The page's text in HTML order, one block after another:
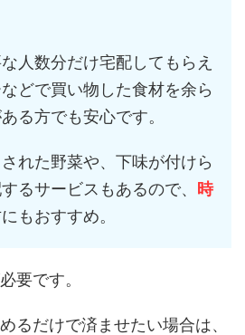
人数分だけ宅配してもらえ
どで買い物した食材を余ら
る方でも安心です。
れた野菜や、下味が付けら
るサービスもあるので、
時
もおすすめ。
要です。
るだけで済ませたい場合は、